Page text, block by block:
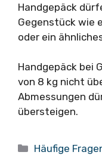
Handgepäck
Gegenstück wie
oder ein
Handgepäck bei
von 8 kg nicht
Abmessungen
übersteigen.
Kategorien
Häufige